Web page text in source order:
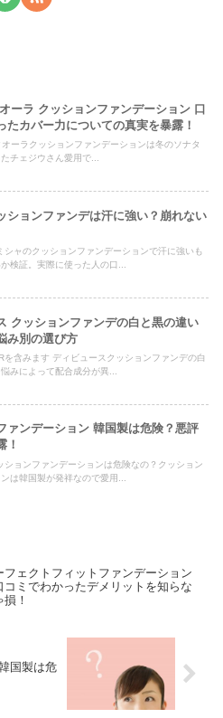
ーラ クッションファンデーション 口
たカバー力についての真実を暴露！
ーラクッションファンデーションは冬のソナタ
チェジウさん愛用で...
ションファンデは汗に強い？崩れない
シャのクッションファンデーションで汗に強いも
検証。実際に使った人の口...
クッションファンデの白と黒の違い
み別の選び方
を含みます ディビュースクッションファンデの白
みによって配合成分が異...
ァンデーション 韓国製は危険？悪評
！
ションファンデーションは危険なの？クッション
は韓国製が発祥なので愛用...
フェクトフィットファンデーション
コミでわかったデメリットを知らな
損！
国製は危